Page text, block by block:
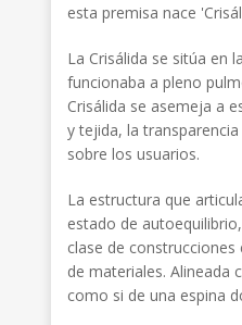
esta premisa nace
La Crisálida se sitúa en
funcionaba a pleno
Crisálida se asemeja a
y tejida, la
sobre los usuarios.
La estructura que
estado de
clase de
de materiales. Alineada
como si de una espina